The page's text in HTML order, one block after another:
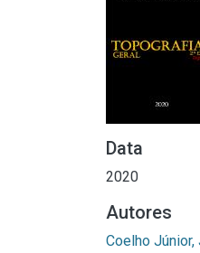
Data
2020
Autores
Coelho